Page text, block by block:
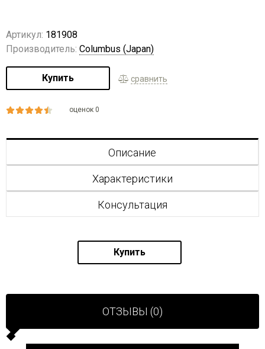
Артикул: 181908
Производитель: Columbus (Japan)
Купить сравнить
оценок 0
Описание
Характеристики
Консультация
Купить
ОТЗЫВЫ (0)